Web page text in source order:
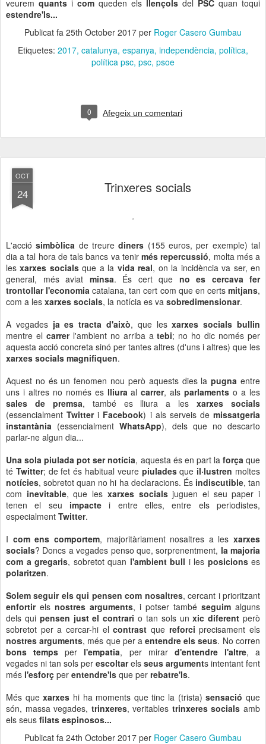
veurem quants i com queden els llençols del PSC quan toqui
estendre'ls...
Publicat fa 25th October 2017 per Roger Casero Gumbau
Etiquetes: 2017 catalunya espanya independència política
política psc psc psoe
0 Afegeix un comentari
OCT
24 Trinxeres socials
L'acciósimbòlica de treure diners (155 euros, per exemple) tal
dia a tal hora de tals bancs va tenirmés repercussió, molta més a
les xarxes socialsque a la vida real, on la incidència va ser, en
general, més aviat minsa. És cert que no es cercava fer
trontollar l'economia catalana, tan cert com que en certsmitjans,
com a les xarxes socials, la notícia es va sobredimensionar.
A vegades ja es tracta d'això, que lesxarxes socials bullin
mentre el carrer l'ambient no arriba atebi; no ho dic només per
aquesta acció concreta sinó per tantes altres (d'uns i altres) que les
xarxes socials magnifiquen.
Aquest no és un fenomen nou però aquests dies la pugna entre
uns i altres no només es lliura alcarrer, als parlaments o a les
sales de premsa, també es lliura a les xarxes socials
(essencialmentTwitteri Facebook) i als serveis demissatgeria
instantània (essencialment WhatsApp), dels que no descarto
parlar-ne algun dia...
Una sola piulada pot ser notícia, aquesta és en part la força que
té Twitter; de fet és habitual veure piuladesque il·lustren moltes
notícies, sobretot quan no hi ha declaracions. És indiscutible, tan
com inevitable, que les xarxes socialsjuguen el seu paper i
tenen el seu impacte i entre elles, entre els periodistes,
especialment Twitter.
I com ens comportem, majoritàriament nosaltres a les xarxes
socials? Doncs a vegades penso que, sorprenentment, la majoria
com a gregaris, sobretot quan l'ambient bull i les posicionses
polaritzen.
Solem seguir els qui pensen com nosaltres, cercant i prioritzant
enfortirels nostres arguments, i potser també seguim alguns
dels quipensen just el contrari o tan sols unxic diferentperò
sobretot per a cercar-hi elcontrast que reforciprecisament els
nostres arguments, més que per a entendre els seus. No corren
bons tempsper l'empatia, per mirard'entendre l'altre, a
vegades ni tan sols per escoltarels seus arguments intentant fent
més l'esforç per entendre'ls que per rebatre'ls.
Més quexarxes hi ha moments que tinc la (trista)sensació que
són, massa vegades, trinxeres, veritables trinxeres socialsamb
els seus filats espinosos...
Publicat fa 24th October 2017 per Roger Casero Gumbau